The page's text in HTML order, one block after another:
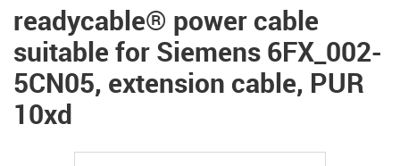
readycable® power cable
suitable for Siemens 6FX_002-
5CN05, extension cable, PUR
10xd